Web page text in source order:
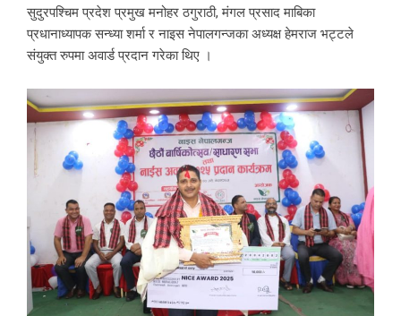
सुदुरपश्चिम प्रदेश प्रमुख मनोहर ठगुराठी, मंगल प्रसाद माबिका
प्रधानाध्यापक सन्ध्या शर्मा र नाइस नेपालगन्जका अध्यक्ष हेमराज भट्टले
संयुक्त रुपमा अवार्ड प्रदान गरेका थिए ।